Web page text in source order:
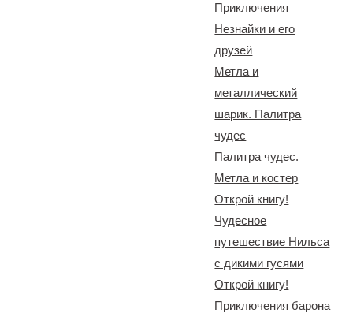
Приключения
Незнайки и его
друзей
Метла и
металлический
шарик. Палитра
чудес
Палитра чудес.
Метла и костер
Открой книгу!
Чудесное
путешествие Нильса
с дикими гусями
Открой книгу!
Приключения барона